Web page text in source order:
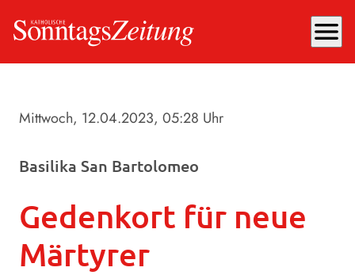
menu
Mittwoch, 12.04.2023, 05:28 Uhr
Basilika San Bartolomeo
Gedenkort für neue
Märtyrer